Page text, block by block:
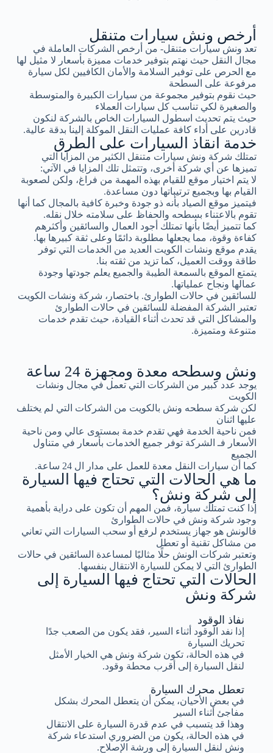
أرخص ونش سيارات متنقل
تعد ونش سيارات متنقل- من أرخص الشركات العاملة في
مجال النقل حيث نهتم بتوفير خدمات مميزة بأسعار لا مثيل لها
مع الحرص على توفير السلامة والأمان الكافيين لكل سيارة
مرفوعة على السطحة
حيث نقوم بتوفير مجموعة من سيارات الكبيرة والمتوسطة
والصغيرة لكي تناسب كل سيارات العملاء
حيث يتم تحديث اسطول السيارات الخاص بالشركة لنكون
قادرين على أداء كافة عمليات النقل الموكلة إلينا بدقة عالية.
خدمة انقاذ السيارات على الطرق
تمتلك شركة ونش سيارات متنقل الكثير من المزايا التي
تميزها عن أي شركة أخرى، وتتمثل تلك المزايا في الآتي:
لا يتم اختيار موقع للقيام بهذه المهمة من فراغ، ولكن لصعوبة
القيام بها وبجميع ترتيباتها دون مساعدة.
فيتميز موقع الصياد بأنه ذو جودة وخبرة كافية بالمجال كما أنها
تقوم بالاعتناء بسطحه والحفاظ على سلامته خلال نقله.
كما تتميز أيضًا بأنها تمتلك أجود العمال والسائقين وأكثرهم
كفاءة وقوة، مما يجعلها مطلوبة دائمًا وعلى ثقة كبيرها بها.
يقدم موقع ونشات الكويت العديد من الخدمات التي توفر
طاقة ووقت العميل، كما تزيد من ثقته بنا.
يتمتع الموقع بالسمعة الطيبة والجميع يعلم جودتها وجودة
عمالها ونجاح عملياتها.
للسائقين في حالات الطوارئ. باختصار، شركة ونشات الكويت
تعتبر الشركة المفضلة للسائقين في حالات الطوارئ
والمشاكل التي قد تحدث أثناء القيادة، حيث تقدم خدمات
متنوعة ومتميزة.
ونش وسطحه معدة ومجهزة 24 ساعة
يوجد عدد كبير من الشركات التي تعمل في مجال ونشات
الكويت
لكن شركة سطحه ونش بالكويت من الشركات التي لم يختلف
عليها اثنان
فمن ناحية الخدمة فهي تقدم خدمة بمستوى عالي ومن ناحية
الأسعار فـ الشركة توفر جميع الخدمات بأسعار في متناول
الجميع
كما أن سيارات النقل معدة للعمل على مدار ال 24 ساعة.
ما هي الحالات التي تحتاج فيها السيارة
إلى شركة ونش؟
إذا كنت تمتلك سيارة، فمن المهم أن تكون على دراية بأهمية
وجود شركة ونش في حالات الطوارئ
فالونش هو جهاز يستخدم لرفع أو سحب السيارات التي تعاني
من مشاكل تقنية أو تعطل
وتعتبر شركات الونش حلًا مثاليًا لمساعدة السائقين في حالات
الطوارئ التي لا يمكن للسيارة الانتقال بنفسها.
الحالات التي تحتاج فيها السيارة إلى
شركة ونش
تعطل محرك السيارة
في بعض الأحيان، يمكن أن يتعطل المحرك بشكل
مفاجئ أثناء السير
وهذا قد يتسبب في عدم قدرة السيارة على الانتقال
في هذه الحالة، يكون من الضروري استدعاء شركة
ونش لنقل السيارة إلى ورشة الإصلاح.
نفاذ الوقود
إذا نفد الوقود أثناء السير، فقد يكون من الصعب جدًا
تحريك السيارة
في هذه الحالة، تكون شركة ونش هي الخيار الأمثل
لنقل السيارة إلى أقرب محطة وقود.